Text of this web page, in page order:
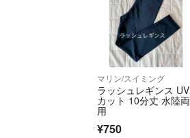
マリン/スイミング
ラッシュレギンス UV
カット 10分丈 水陸両
用
¥750